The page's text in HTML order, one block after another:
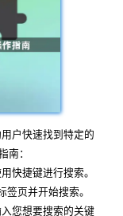
户快速找到特定的
南：
快捷键进行搜索。
签页并开始搜索。
您想要搜索的关键